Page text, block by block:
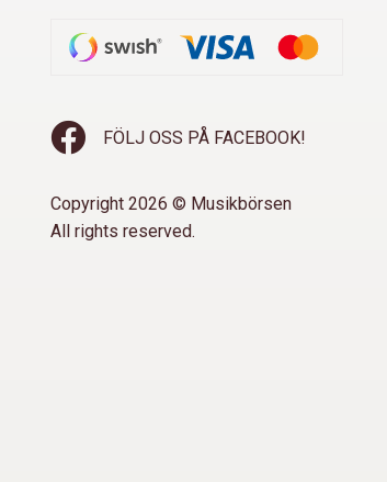
FÖLJ OSS PÅ FACEBOOK!
Copyright 2026 © Musikbörsen
All rights reserved.